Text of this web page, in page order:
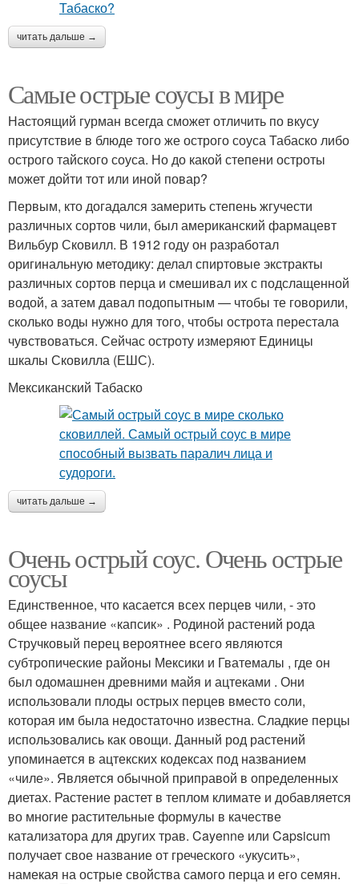
читать дальше →
Самые острые соусы в мире
Настоящий гурман всегда сможет отличить по вкусу
присутствие в блюде того же острого соуса Табаско либо
острого тайского соуса. Но до какой степени остроты
может дойти тот или иной повар?
Первым, кто догадался замерить степень жгучести
различных сортов чили, был американский фармацевт
Вильбур Сковилл. В 1912 году он разработал
оригинальную методику: делал спиртовые экстракты
различных сортов перца и смешивал их с подслащенной
водой, а затем давал подопытным — чтобы те говорили,
сколько воды нужно для того, чтобы острота перестала
чувствоваться. Сейчас остроту измеряют Единицы
шкалы Сковилла (ЕШС).
Мексиканский Табаско
читать дальше →
Очень острый соус. Очень острые
соусы
Единственное, что касается всех перцев чили, - это
общее название «капсик» . Родиной растений рода
Стручковый перец вероятнее всего являются
субтропические районы Мексики и Гватемалы , где он
был одомашнен древними майя и ацтеками . Они
использовали плоды острых перцев вместо соли,
которая им была недостаточно известна. Сладкие перцы
использовались как овощи. Данный род растений
упоминается в ацтекских кодексах под названием
«чиле». Является обычной приправой в определенных
диетах. Растение растет в теплом климате и добавляется
во многие растительные формулы в качестве
катализатора для других трав. Cayenne или Capsicum
получает свое название от греческого «укусить»,
намекая на острые свойства самого перца и его семян.